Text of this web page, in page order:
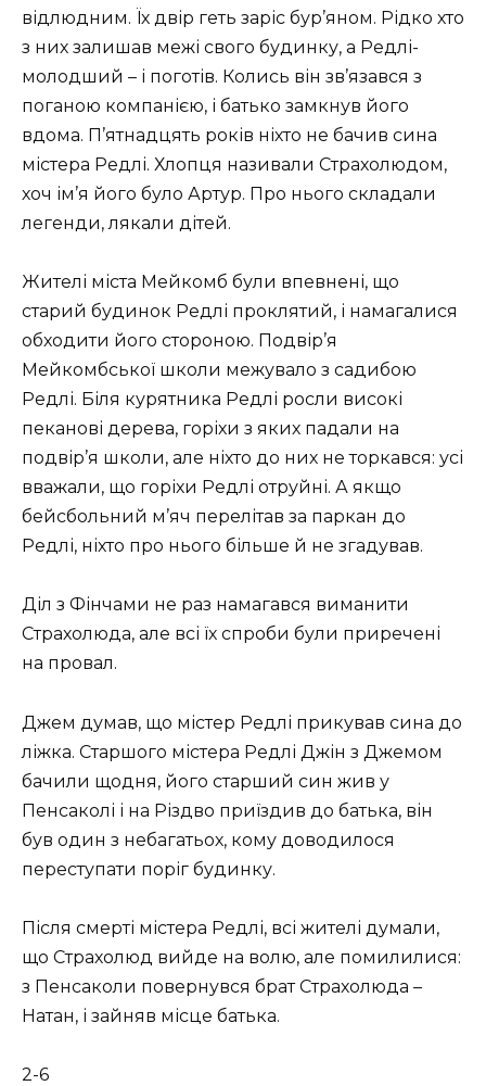
відлюдним. Їх двір геть заріс бур’яном. Рідко хто
з них залишав межі свого будинку, а Редлі-
молодший – і поготів. Колись він зв’язався з
поганою компанією, і батько замкнув його
вдома. П’ятнадцять років ніхто не бачив сина
містера Редлі. Хлопця називали Страхолюдом,
хоч ім’я його було Артур. Про нього складали
легенди, лякали дітей.
Жителі міста Мейкомб були впевнені, що
старий будинок Редлі проклятий, і намагалися
обходити його стороною. Подвір’я
Мейкомбської школи межувало з садибою
Редлі. Біля курятника Редлі росли високі
пеканові дерева, горіхи з яких падали на
подвір’я школи, але ніхто до них не торкався: усі
вважали, що горіхи Редлі отруйні. А якщо
бейсбольний м’яч перелітав за паркан до
Редлі, ніхто про нього більше й не згадував.
Діл з Фінчами не раз намагався виманити
Страхолюда, але всі їх спроби були приречені
на провал.
Джем думав, що містер Редлі прикував сина до
ліжка. Старшого містера Редлі Джін з Джемом
бачили щодня, його старший син жив у
Пенсаколі і на Різдво приїздив до батька, він
був один з небагатьох, кому доводилося
переступати поріг будинку.
Після смерті містера Редлі, всі жителі думали,
що Страхолюд вийде на волю, але помилилися:
з Пенсаколи повернувся брат Страхолюда –
Натан, і зайняв місце батька.
2-6